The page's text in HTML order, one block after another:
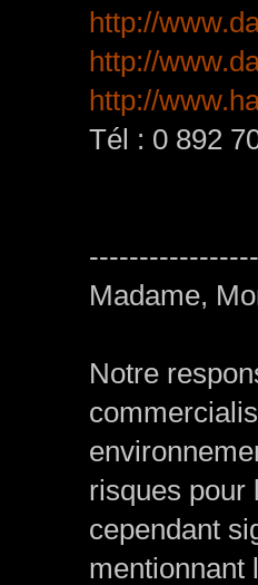
http://
http://
http://
Tél : 0 892
Madame,
Notre
risques pour
cependant
mentionnant